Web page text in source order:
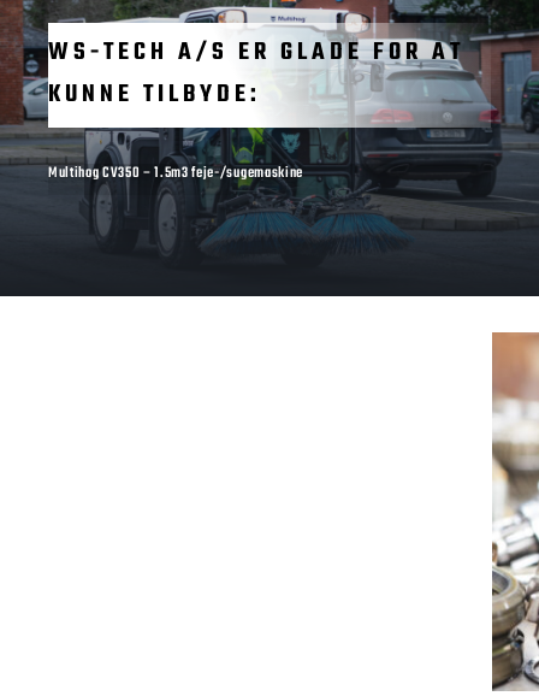
WS-TECH A/S ER GLADE FOR AT
KUNNE TILBYDE:
Multihog CV350 – 1.5m3 feje-/sugemaskine